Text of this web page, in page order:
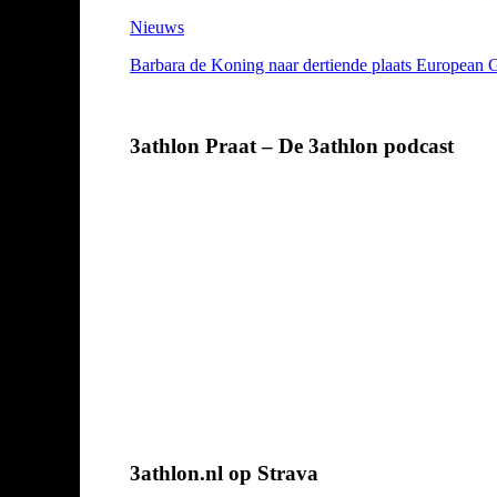
Nieuws
Barbara de Koning naar dertiende plaats European
3athlon Praat – De 3athlon podcast
3athlon.nl op Strava